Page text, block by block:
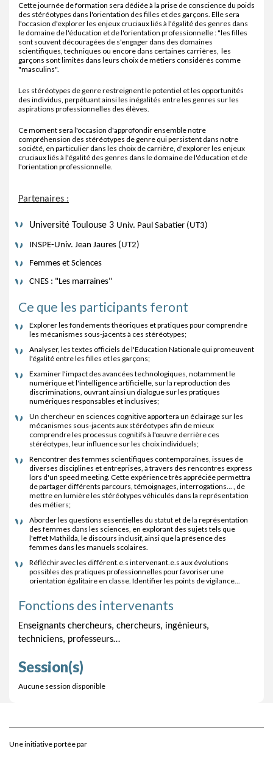
Cette journée de formation sera dédiée à la prise de conscience du poids
des stéréotypes dans l'orientation des filles et des garçons. Elle sera
l'occasion d'explorer les enjeux cruciaux liés à l'égalité des genres dans
le domaine de l'éducation et de l'orientation professionnelle : "les filles
sont souvent découragées de s'engager dans des domaines
scientifiques, techniques ou encore dans certaines carrières, les
garçons sont limités dans leurs choix de métiers considérés comme
"masculins".
Les stéréotypes de genre restreignent le potentiel et les opportunités
des individus, perpétuant ainsi les inégalités entre les genres sur les
aspirations professionnelles des élèves.
Ce moment sera l'occasion d'approfondir ensemble notre
compréhension des stéréotypes de genre qui persistent dans notre
société, en particulier dans les choix de carrière, d'explorer les enjeux
cruciaux liés à l'égalité des genres dans le domaine de l'éducation et de
l'orientation professionnelle.
Partenaires :
Université Toulouse 3 Univ. Paul Sabatier (UT3)
INSPE-Univ. Jean Jaures (UT2)
Femmes et Sciences
CNES : "Les marraines"
Ce que les participants feront
Explorer les fondements théoriques et pratiques pour comprendre
les mécanismes sous-jacents à ces stéréotypes;
Analyser, les textes officiels de l'Education Nationale qui promeuvent
l'égalité entre les filles et les garçons;
Examiner l'impact des avancées technologiques, notamment le
numérique et l'intelligence artificielle, sur la reproduction des
discriminations, ouvrant ainsi un dialogue sur les pratiques
numériques responsables et inclusives;
Un chercheur en sciences cognitive apportera un éclairage sur les
mécanismes sous-jacents aux stéréotypes afin de mieux
comprendre les processus cognitifs à l'œuvre derrière ces
stéréotypes, leur influence sur les choix individuels;
Rencontrer des femmes scientifiques contemporaines, issues de
diverses disciplines et entreprises, à travers des rencontres express
lors d'un speed meeting. Cette expérience très appréciée permettra
de partager différents parcours, témoignages, interrogations... , de
mettre en lumière les stéréotypes véhiculés dans la représentation
des métiers;
Aborder les questions essentielles du statut et de la représentation
des femmes dans les sciences, en explorant des sujets tels que
l'effet Mathilda, le discours inclusif, ainsi que la présence des
femmes dans les manuels scolaires.
Réfléchir avec les différent.e.s intervenant.e.s aux évolutions
possibles des pratiques professionnelles pour favoriser une
orientation égalitaire en classe. Identifier les points de vigilance...
Fonctions des intervenants
Enseignants chercheurs, chercheurs, ingénieurs,
techniciens, professeurs…
Session(s)
Aucune session disponible
Une initiative portée par